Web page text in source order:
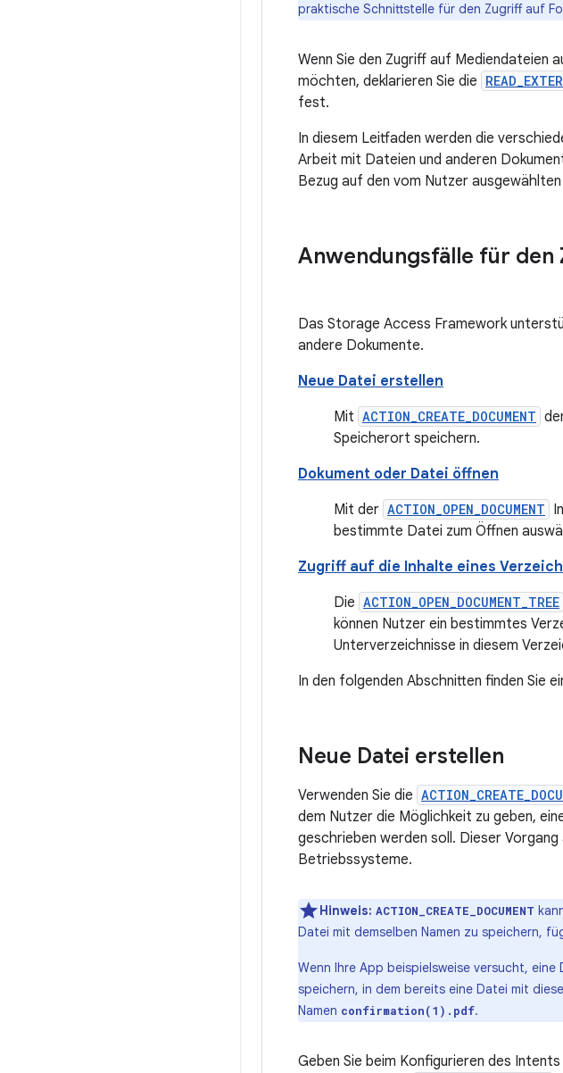
praktische Schnittstelle für den Zugriff auf
Wenn Sie den Zugriff auf
möchten, deklarieren Sie die
fest.
In diesem Leitfaden werden die
Arbeit mit Dateien und anderen
Bezug auf den vom Nutzer
Anwendungsfälle für den
Das Storage Access Framework
andere Dokumente.
Neue Datei erstellen
Mit ACTION_CREATE_DOCUMENT
Speicherort speichern.
Dokument oder Datei öffnen
Mit der ACTION_OPEN_DOCUMENT
bestimmte Datei zum Öffnen
Zugriff auf die Inhalte eines
Die ACTION_OPEN_DOCUMENT_TREE
können Nutzer ein bestimmtes
Unterverzeichnisse in diesem
In den folgenden Abschnitten finden Sie
Neue Datei erstellen
Verwenden Sie die
dem Nutzer die Möglichkeit zu geben,
geschrieben werden soll. Dieser
Betriebssysteme.
Hinweis: ACTION_CREATE_DOCUMENT
Datei mit demselben Namen zu speichern,
Wenn Ihre App beispielsweise versucht, eine
speichern, in dem bereits eine Datei mit
Namen confirmation(1).pdf.
Geben Sie beim Konfigurieren des